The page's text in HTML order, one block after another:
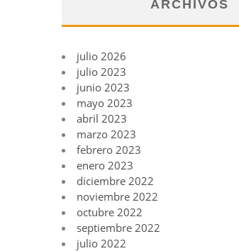
ARCHIVOS
julio 2026
julio 2023
junio 2023
mayo 2023
abril 2023
marzo 2023
febrero 2023
enero 2023
diciembre 2022
noviembre 2022
octubre 2022
septiembre 2022
julio 2022